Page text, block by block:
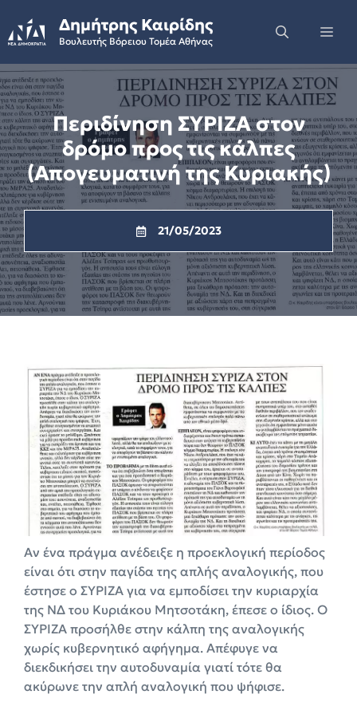
to
content
Δημήτρης Καιρίδης
Βουλευτής Βόρειου Τομέα Αθήνας
Περιδίνηση ΣΥΡΙΖΑ στον
δρόμο προς τις κάλπες
(Απογευματινή της Κυριακής)
21/05/2023
Αν ένα πράγμα ανέδειξε η προεκλογική περίοδος
είναι ότι στην παγίδα της απλής αναλογικής, που
έστησε ο ΣΥΡΙΖΑ για να εμποδίσει την κυριαρχία
της ΝΔ του Κυριάκου Μητσοτάκη, έπεσε ο ίδιος. Ο
ΣΥΡΙΖΑ προσήλθε στην κάλπη της αναλογικής
χωρίς κυβερνητικό αφήγημα. Απέφυγε να
διεκδικήσει την αυτοδυναμία γιατί τότε θα
ακύρωνε την απλή αναλογική που ψήφισε.